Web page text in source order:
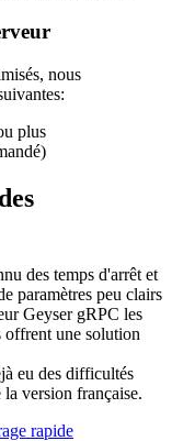
nous
plus
des temps d'arrêt et
paramètres peu clairs
Geyser gRPC les
offrent une solution
eu des difficultés
version française.
rapide